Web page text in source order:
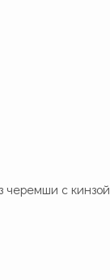
черемши c кинзой